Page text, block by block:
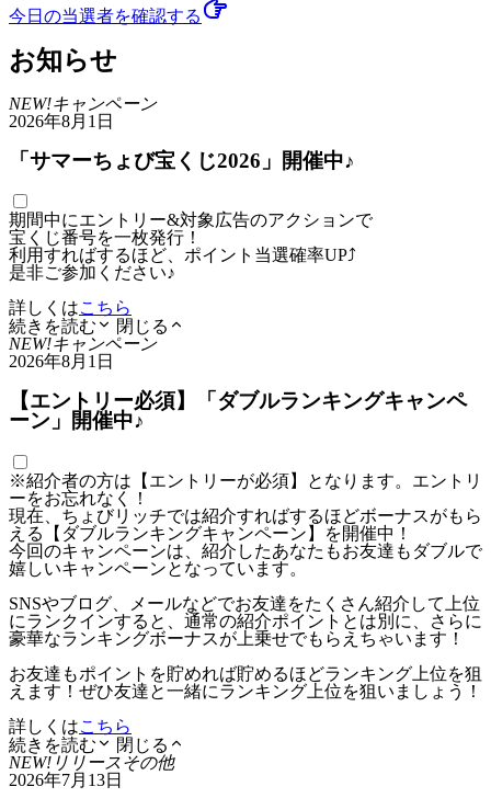
今日の当選者を確認する
お知らせ
NEW!キャンペーン
2026年8月1日
「サマーちょび宝くじ2026」開催中♪
期間中にエントリー&対象広告のアクションで
宝くじ番号を一枚発行！
利用すればするほど、ポイント当選確率UP⤴
是非ご参加ください♪
詳しくはこちら
続きを読む
閉じる
NEW!キャンペーン
2026年8月1日
【エントリー必須】「ダブルランキングキャンペ
ーン」開催中♪
※紹介者の方は【エントリーが必須】となります。エントリ
ーをお忘れなく！
現在、ちょびリッチでは紹介すればするほどボーナスがもら
える【ダブルランキングキャンペーン】を開催中！
今回のキャンペーンは、紹介したあなたもお友達もダブルで
嬉しいキャンペーンとなっています。
SNSやブログ、メールなどでお友達をたくさん紹介して上位
にランクインすると、通常の紹介ポイントとは別に、さらに
豪華なランキングボーナスが上乗せでもらえちゃいます！
お友達もポイントを貯めれば貯めるほどランキング上位を狙
えます！ぜひ友達と一緒にランキング上位を狙いましょう！
詳しくはこちら
続きを読む
閉じる
NEW! リリースその他
2026年7月13日